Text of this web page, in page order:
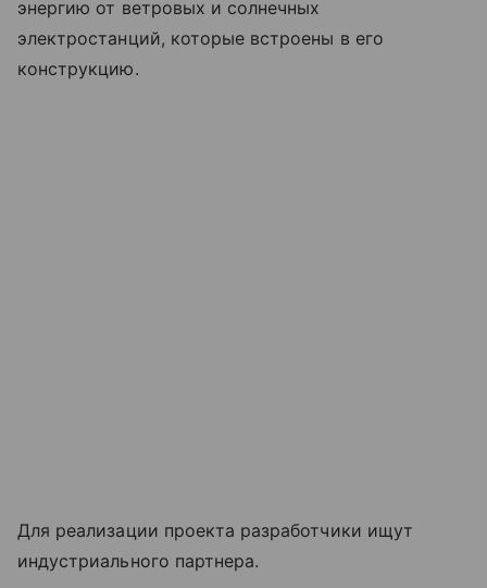
энергию от ветровых и солнечных
электростанций, которые встроены в его
конструкцию.
Для реализации проекта разработчики ищут
индустриального партнера.